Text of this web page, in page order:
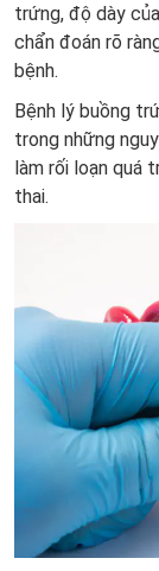
trứng, độ dày
chẩn đoán rõ
bệnh.
Bệnh lý buồng
trong những
làm rối loạn quá
thai.